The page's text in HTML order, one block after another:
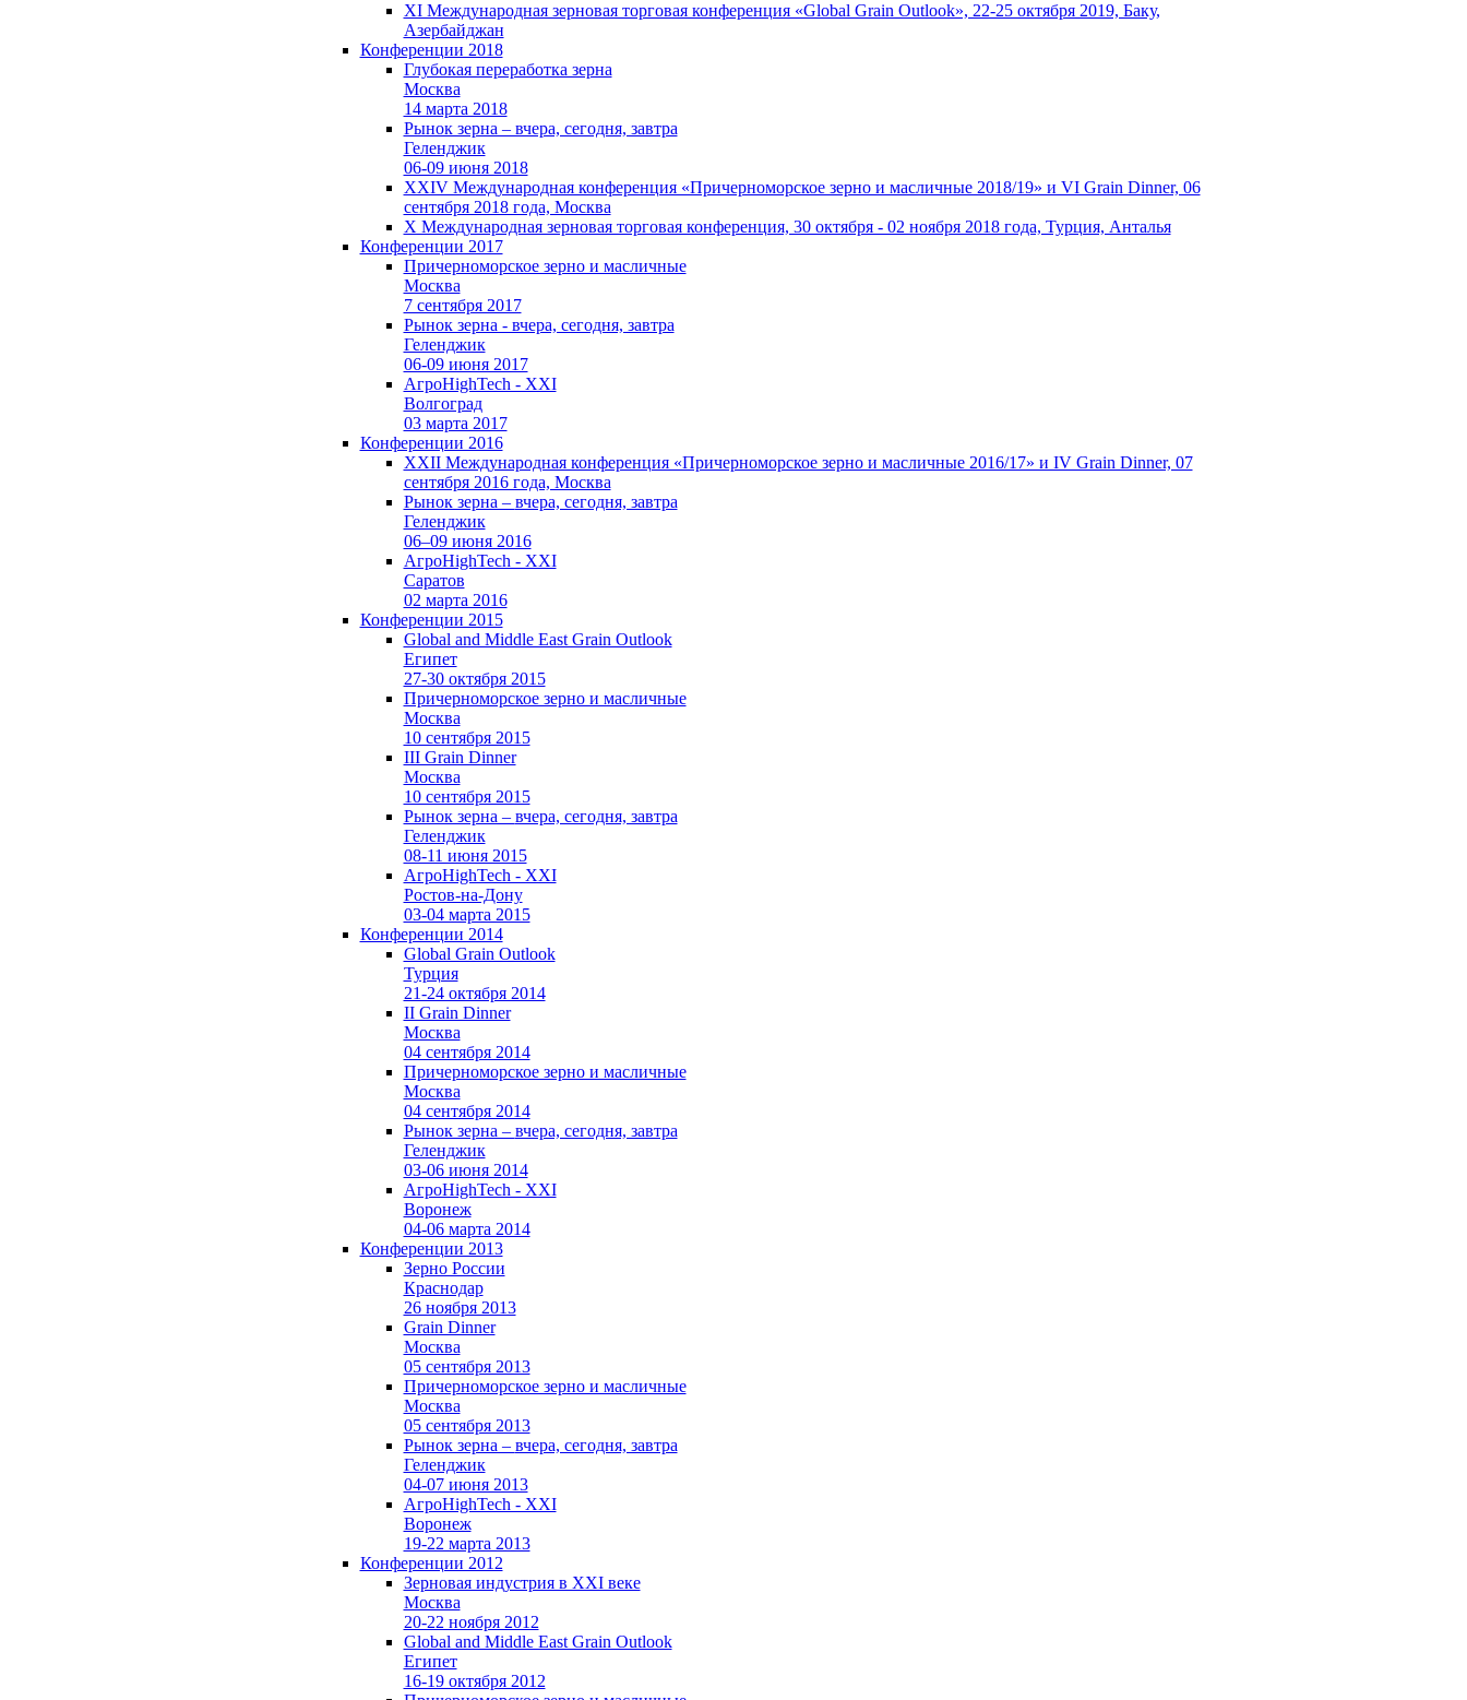
XI Международная зерновая торговая конференция «Global Grain Outlook», 22-25 октября 2019, Баку,
Азербайджан
Конференции 2018
Глубокая переработка зерна
Москва
14 марта 2018
Рынок зерна – вчера, сегодня, завтра
Геленджик
06-09 июня 2018
XXIV Международная конференция «Причерноморское зерно и масличные 2018/19» и VI Grain Dinner, 06
сентября 2018 года, Москва
X Международная зерновая торговая конференция, 30 октября - 02 ноября 2018 года, Турция, Анталья
Конференции 2017
Причерноморское зерно и масличные
Москва
7 сентября 2017
Рынок зерна - вчера, сегодня, завтра
Геленджик
06-09 июня 2017
АгроHighTech - XXI
Волгоград
03 марта 2017
Конференции 2016
XXII Международная конференция «Причерноморское зерно и масличные 2016/17» и IV Grain Dinner, 07
сентября 2016 года, Москва
Рынок зерна – вчера, сегодня, завтра
Геленджик
06–09 июня 2016
АгроHighTech - XXI
Саратов
02 марта 2016
Конференции 2015
Global and Middle East Grain Outlook
Египет
27-30 октября 2015
Причерноморское зерно и масличные
Москва
10 сентября 2015
III Grain Dinner
Москва
10 сентября 2015
Рынок зерна – вчера, сегодня, завтра
Геленджик
08-11 июня 2015
АгроHighTech - XXI
Ростов-на-Дону
03-04 марта 2015
Конференции 2014
Global Grain Outlook
Турция
21-24 октября 2014
II Grain Dinner
Москва
04 сентября 2014
Причерноморское зерно и масличные
Москва
04 сентября 2014
Рынок зерна – вчера, сегодня, завтра
Геленджик
03-06 июня 2014
АгроHighTech - XXI
Воронеж
04-06 марта 2014
Конференции 2013
Зерно России
Краснодар
26 ноября 2013
Grain Dinner
Москва
05 сентября 2013
Причерноморское зерно и масличные
Москва
05 сентября 2013
Рынок зерна – вчера, сегодня, завтра
Геленджик
04-07 июня 2013
АгроHighTech - XXI
Воронеж
19-22 марта 2013
Конференции 2012
Зерновая индустрия в XXI веке
Москва
20-22 ноября 2012
Global and Middle East Grain Outlook
Египет
16-19 октября 2012